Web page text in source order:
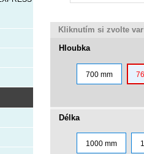
Kliknutím si zvolte
Hloubka
700 mm
Délka
1000 mm